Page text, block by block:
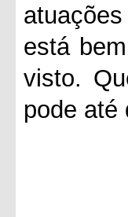
está
visto.
pode até